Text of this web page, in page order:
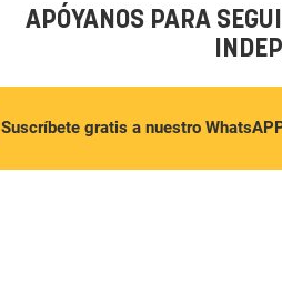
APÓYANOS PARA
Suscríbete gratis a nuestro